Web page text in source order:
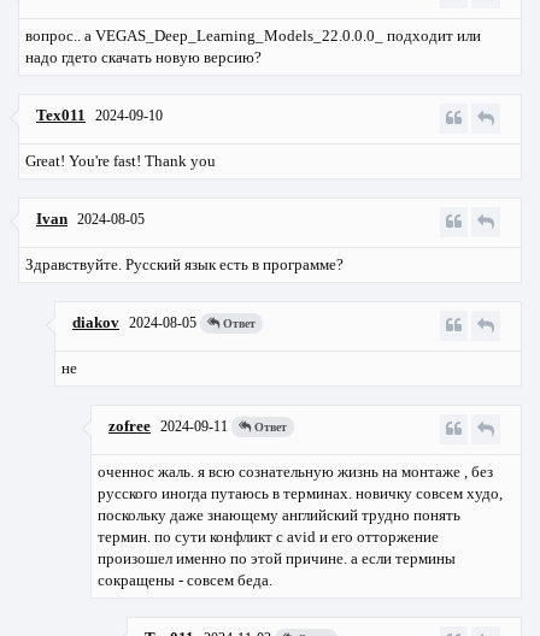
вопрос.. а VEGAS_Deep_Learning_Models_22.0.0.0_ подходит или
надо гдето скачать новую версию?
Tex011 2024-09-10
Great! You're fast! Thank you
Ivan 2024-08-05
Здравствуйте. Русский язык есть в программе?
diakov 2024-08-05 Ответ
не
zofree 2024-09-11 Ответ
оченнос жаль. я всю сознательную жизнь на монтаже , без
русского иногда путаюсь в терминах. новичку совсем худо,
поскольку даже знающему английский трудно понять
термин. по сути конфликт с avid и его отторжение
произошел именно по этой причине. а если термины
сокращены - совсем беда.